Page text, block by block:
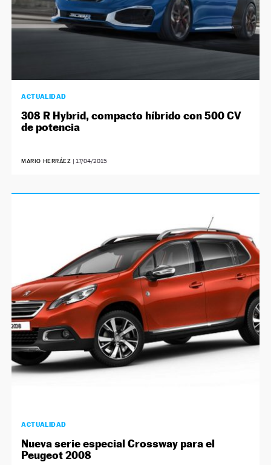
ACTUALIDAD
308 R Hybrid, compacto híbrido con 500 CV
de potencia
MARIO HERRÁEZ 17/04/2015
ACTUALIDAD
Nueva serie especial Crossway para el
Peugeot 2008